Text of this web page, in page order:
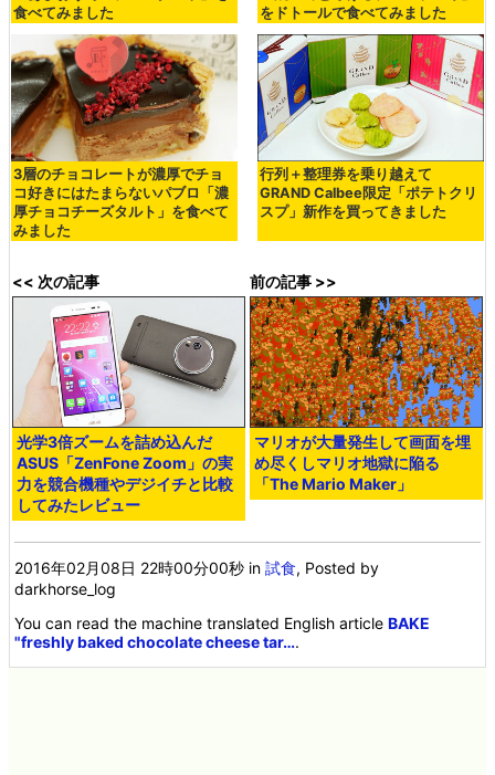
食べてみました
をドトールで食べてみました
3層のチョコレートが濃厚でチョ
コ好きにはたまらないパブロ「濃
厚チョコチーズタルト」を食べて
みました
行列＋整理券を乗り越えて
GRAND Calbee限定「ポテトクリ
スプ」新作を買ってきました
<< 次の記事
光学3倍ズームを詰め込んだ
ASUS「ZenFone Zoom」の実
力を競合機種やデジイチと比較
してみたレビュー
前の記事 >>
マリオが大量発生して画面を埋
め尽くしマリオ地獄に陥る
「The Mario Maker」
2016年02月08日 22時00分00秒 in試食, Posted by
darkhorse_log
You can read the machine translated English articleBAKE
"freshly baked chocolate cheese tar….